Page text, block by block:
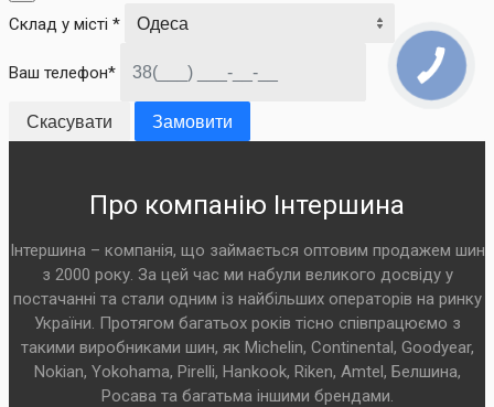
Склад у місті *
Ваш телефон*
Скасувати Замовити
Про компанію Інтершина
Інтершина – компанія, що займається оптовим продажем шин
з 2000 року. За цей час ми набули великого досвіду у
постачанні та стали одним із найбільших операторів на ринку
України. Протягом багатьох років тісно співпрацюємо з
такими виробниками шин, як Michelin, Continental, Goodyear,
Nokian, Yokohama, Pirelli, Hankook, Riken, Amtel, Белшина,
Росава та багатьма іншими брендами.